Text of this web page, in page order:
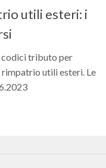
utili esteri: i
codici tributo per
utili esteri. Le